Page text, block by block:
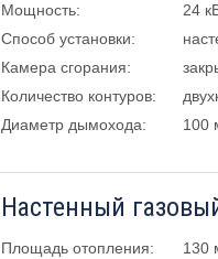
Мощность:
24
Способ установки:
Камера сгорания:
Количество контуров:
Диаметр дымохода:
100
Площадь отопления:
130